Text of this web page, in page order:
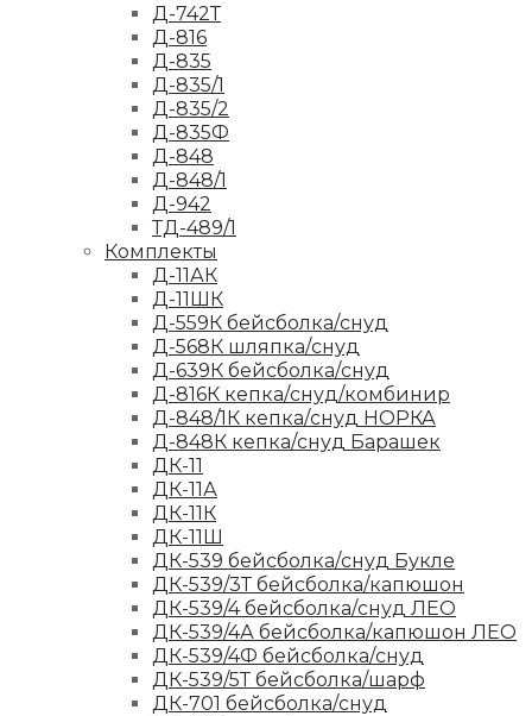
Д-742Т
Д-816
Д-835
Д-835/1
Д-835/2
Д-835Ф
Д-848
Д-848/1
Д-942
ТД-489/1
Комплекты
Д-11АК
Д-11ШК
Д-559К бейсболка/снуд
Д-568К шляпка/снуд
Д-639К бейсболка/снуд
Д-816К кепка/снуд/комбинир
Д-848/1К кепка/снуд НОРКА
Д-848К кепка/снуд Барашек
ДК-11
ДК-11А
ДК-11К
ДК-11Ш
ДК-539 бейсболка/снуд Букле
ДК-539/3Т бейсболка/капюшон
ДК-539/4 бейсболка/снуд ЛЕО
ДК-539/4А бейсболка/капюшон ЛЕО
ДК-539/4Ф бейсболка/снуд
ДК-539/5Т бейсболка/шарф
ДК-701 бейсболка/снуд